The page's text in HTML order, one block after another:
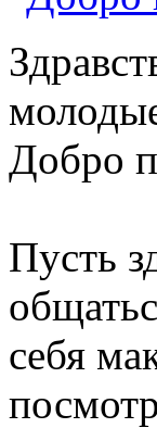
Добро
Пусть
себя